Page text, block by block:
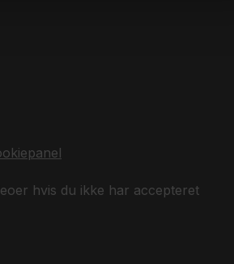
hvis du ikke har accepteret